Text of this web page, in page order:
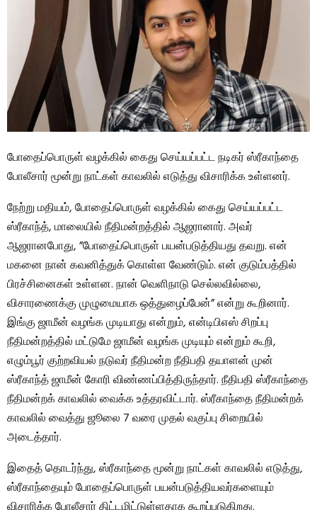
போதைப்பொருள் வழக்கில் கைது செய்யப்பட்ட நடிகர் ஸ்ரீகாந்தை
போலீசார் மூன்று நாட்கள் காவலில் எடுத்து விசாரிக்க உள்ளனர்.
நேற்று மதியம், போதைப்பொருள் வழக்கில் கைது செய்யப்பட்ட
ஸ்ரீகாந்த், மாலையில் நீதிமன்றத்தில் ஆஜரானார். அவர்
ஆஜரானபோது, ​​”போதைப்பொருள் பயன்படுத்தியது தவறு. என்
மகனை நான் கவனித்துக் கொள்ள வேண்டும். என் குடும்பத்தில்
பிரச்சினைகள் உள்ளன. நான் வெளிநாடு செல்லவில்லை,
விசாரணைக்கு முழுமையாக ஒத்துழைப்பேன்” என்று கூறினார்.
இங்கு ஜாமீன் வழங்க முடியாது என்றும், என்டிபிஎஸ் சிறப்பு
நீதிமன்றத்தில் மட்டுமே ஜாமீன் வழங்க முடியும் என்றும் கூறி,
எழும்பூர் குற்றவியல் நடுவர் நீதிமன்ற நீதிபதி தயாளன் முன்
ஸ்ரீகாந்த் ஜாமீன் கோரி விண்ணப்பித்திருந்தார். நீதிபதி ஸ்ரீகாந்தை
நீதிமன்றக் காவலில் வைக்க உத்தரவிட்டார். ஸ்ரீகாந்தை நீதிமன்றக்
காவலில் வைத்து ஜூலை 7 வரை முதல் வகுப்பு சிறையில்
அடைத்தார்.
இதைத் தொடர்ந்து, ஸ்ரீகாந்தை மூன்று நாட்கள் காவலில் எடுத்து,
ஸ்ரீகாந்தையும் போதைப்பொருள் பயன்படுத்தியவர்களையும்